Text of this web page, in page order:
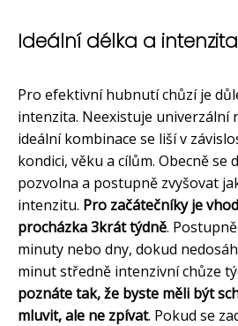
Ideální délka a
Pro efektivní hubnutí chůzí je
intenzita. Neexistuje univerzální
ideální kombinace se liší v
kondici, věku a cílům. Obecně se
pozvolna a postupně zvyšovat
intenzitu. Pro začátečníky je
procházka 3krát týdně.
minuty nebo dny, dokud
minut středně intenzivní chůze
poznáte tak, že byste měli být
mluvit, ale ne zpívat. Pokud se